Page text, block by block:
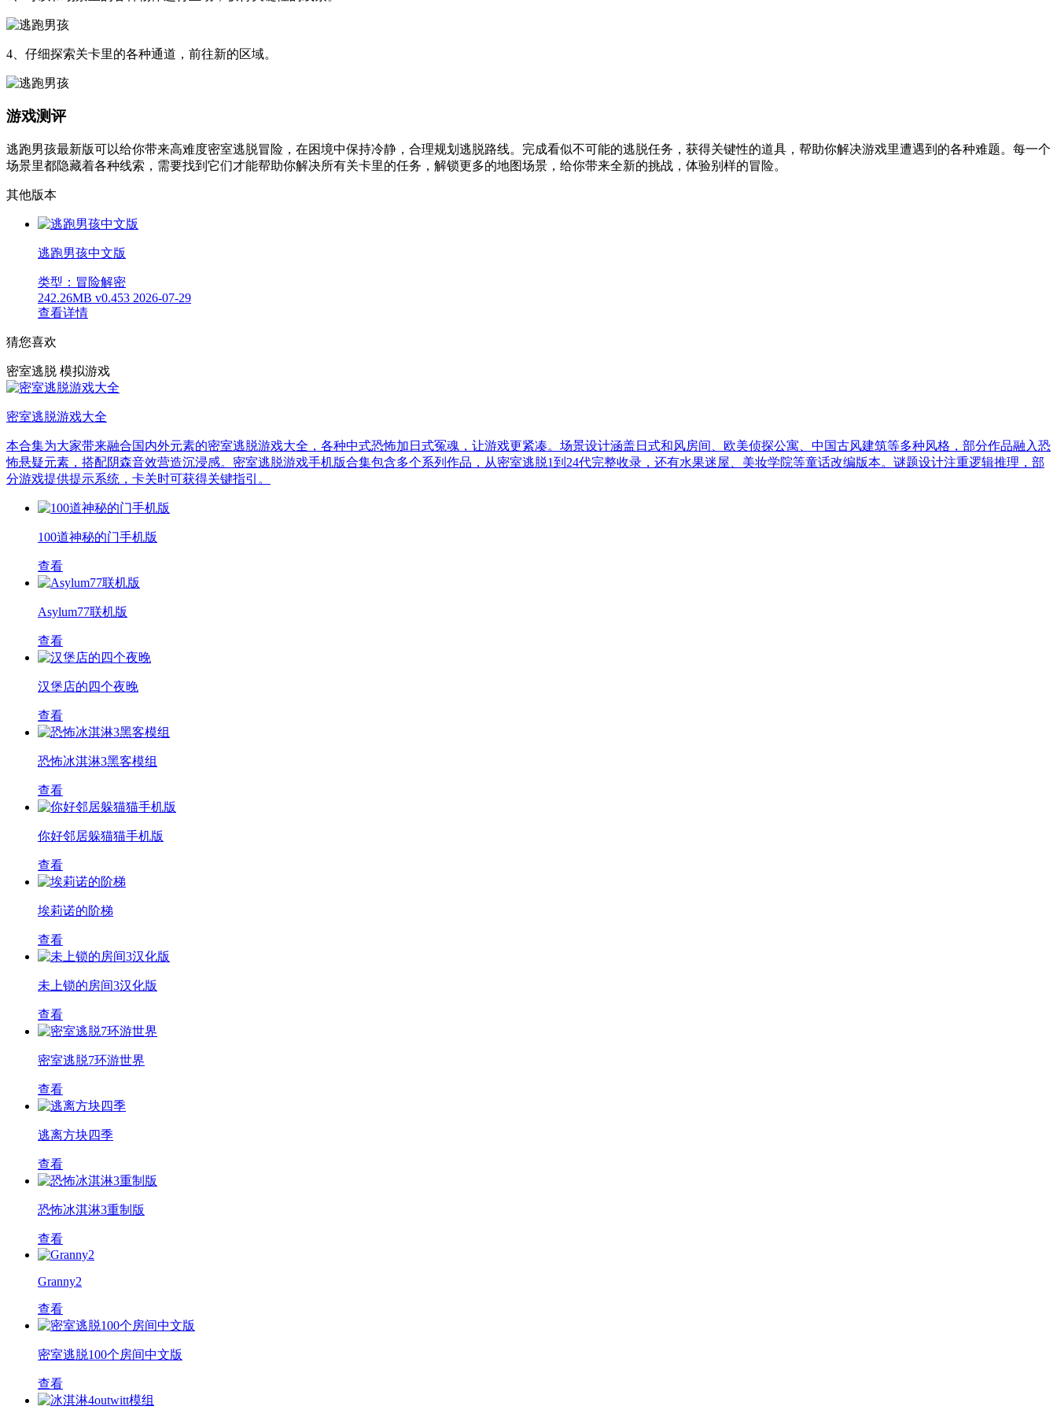
4、仔细探索关卡里的各种通道，前往新的区域。
游戏测评
逃跑男孩最新版可以给你带来高难度密室逃脱冒险，在困境中保持冷静，合理规划逃脱路线。完成看似不可能的逃脱任务，获得关键性的道具，帮助你解决游戏里遭遇到的各种难题。每一个
场景里都隐藏着各种线索，需要找到它们才能帮助你解决所有关卡里的任务，解锁更多的地图场景，给你带来全新的挑战，体验别样的冒险。
其他版本
逃跑男孩中文版
类型：冒险解密
242.26MB v0.453 2026-07-29
查看详情
猜您喜欢
密室逃脱 模拟游戏
密室逃脱游戏大全
本合集为大家带来融合国内外元素的密室逃脱游戏大全，各种中式恐怖加日式冤魂，让游戏更紧凑。场景设计涵盖日式和风房间、欧美侦探公寓、中国古风建筑等多种风格，部分作品融入恐
怖悬疑元素，搭配阴森音效营造沉浸感。密室逃脱游戏手机版合集包含多个系列作品，从密室逃脱1到24代完整收录，还有水果迷屋、美妆学院等童话改编版本。谜题设计注重逻辑推理，部
分游戏提供提示系统，卡关时可获得关键指引。
100道神秘的门手机版
查看
Asylum77联机版
查看
汉堡店的四个夜晚
查看
恐怖冰淇淋3黑客模组
查看
你好邻居躲猫猫手机版
查看
埃莉诺的阶梯
查看
未上锁的房间3汉化版
查看
密室逃脱7环游世界
查看
逃离方块四季
查看
恐怖冰淇淋3重制版
查看
Granny2
查看
密室逃脱100个房间中文版
查看